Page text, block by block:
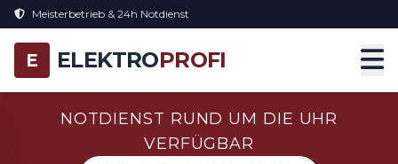
Meisterbetrieb & 24h Notdienst
E ELEKTROPROFI
NOTDIENST RUND UM DIE UHR
VERFÜGBAR